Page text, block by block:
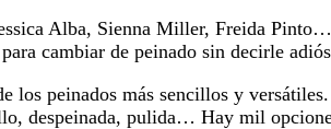
Alba, Sienna Miller, Freida
cambiar de peinado sin decirle
los peinados más sencillos y
despeinada, pulida… Hay mil